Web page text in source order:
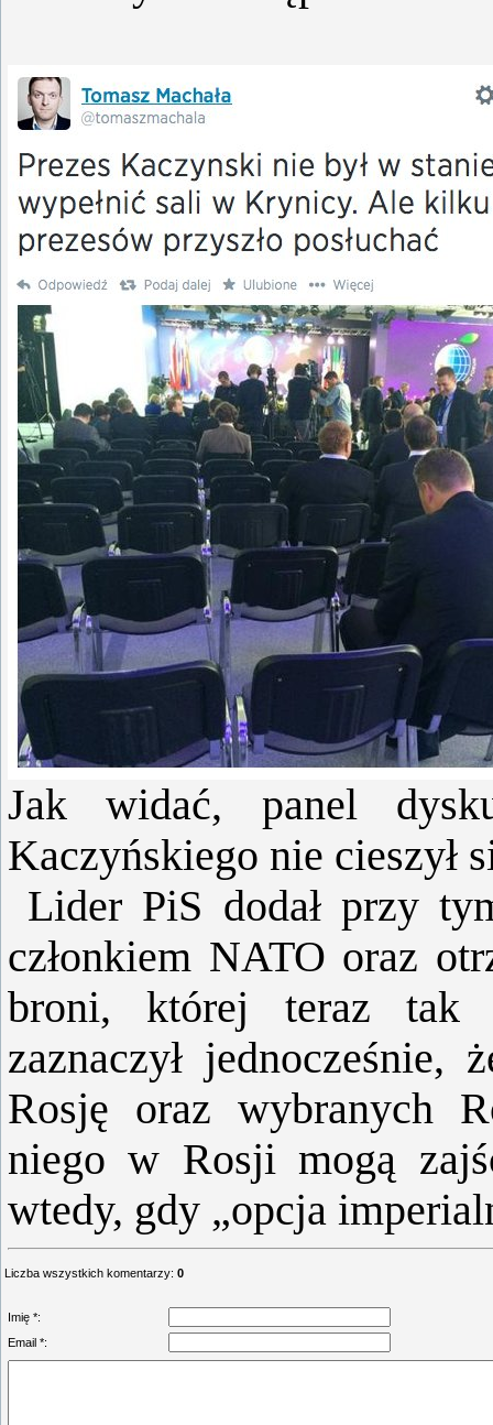
Jak widać, panel
Kaczyńskiego nie cieszył
Lider PiS dodał przy
członkiem NATO oraz
broni, której teraz tak
zaznaczył jednocześnie,
Rosję oraz wybranych
niego w Rosji mogą
wtedy, gdy „opcja
Liczba wszystkich komentarzy: 0
Imię *:
Email *: